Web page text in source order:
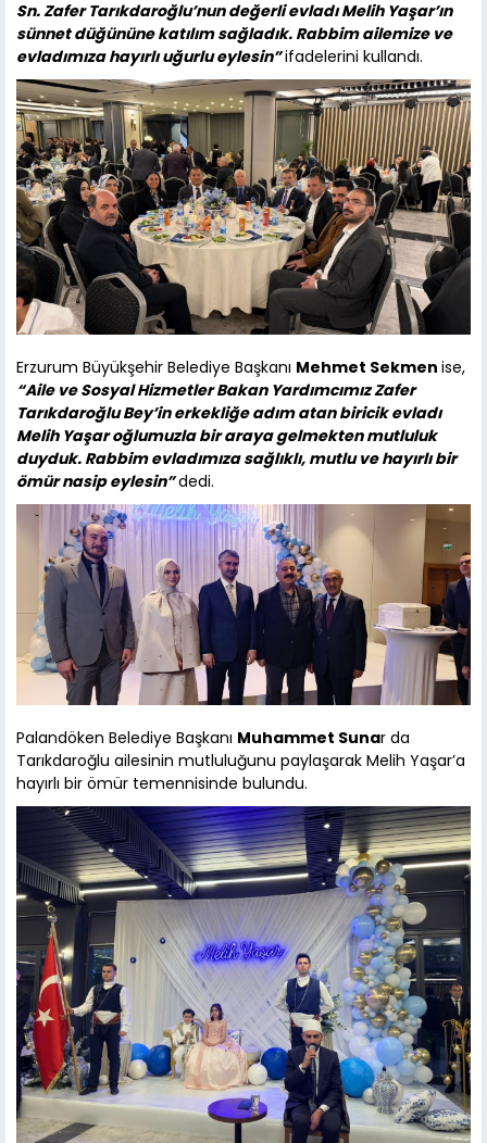
Sn. Zafer Tarıkdaroğlu’nun değerli evladı Melih Yaşar’ın
sünnet düğününe katılım sağladık. Rabbim ailemize ve
evladımıza hayırlı uğurlu eylesin”ifadelerini kullandı.
Erzurum Büyükşehir Belediye Başkanı Mehmet Sekmen ise,
“Aile ve Sosyal Hizmetler Bakan Yardımcımız Zafer
Tarıkdaroğlu Bey’in erkekliğe adım atan biricik evladı
Melih Yaşar oğlumuzla bir araya gelmekten mutluluk
duyduk. Rabbim evladımıza sağlıklı, mutlu ve hayırlı bir
ömür nasip eylesin”dedi.
Palandöken Belediye Başkanı Muhammet Sunar da
Tarıkdaroğlu ailesinin mutluluğunu paylaşarak Melih Yaşar’a
hayırlı bir ömür temennisinde bulundu.